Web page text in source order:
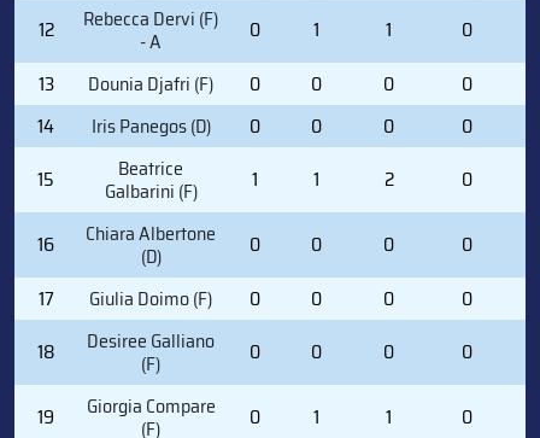
12
Rebecca Dervi (F)
- A 0 1 1 0
13
Dounia Djafri (F) 0 0 0 0
14
Iris Panegos (D) 0 0 0 0
15
Beatrice
Galbarini (F) 1 1 2 0
16 Chiara Albertone
(D) 0 0 0 0
17
Giulia Doimo (F) 0 0 0 0
18
Desiree Galliano
(F) 0 0 0 0
19 Giorgia Compare
(F) 0 1 1 0